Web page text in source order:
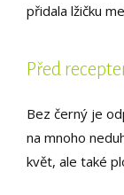
přidala lžičku
Před
Bez černý je
na mnoho
květ, ale také